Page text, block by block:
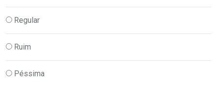
Regular
Ruim
Péssima